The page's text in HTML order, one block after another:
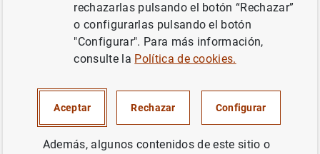
POLÍTICA MONETARIA
rechazarlas pulsando el botón “Rechazar”
o configurarlas pulsando el botón
"Configurar". Para más información,
consulte la Política de cookies.
Aceptar Rechazar Configurar
Además, algunos contenidos de este sitio o